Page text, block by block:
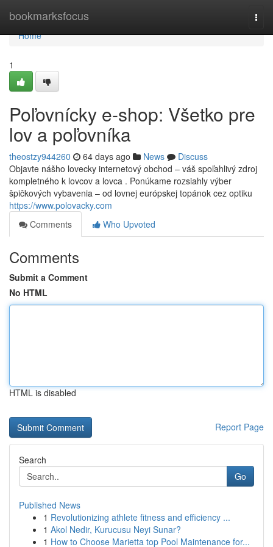
bookmarksfocus
Home
Home
1
Poľovnícky e-shop: Všetko pre
lov a poľovníka
theostzy944260 64 days ago News
Discuss
Objavte nášho lovecky internetový obchod – váš spoľahlivý zdroj
kompletného k lovcov a lovca . Ponúkame rozsiahly výber
špičkových vybavenia – od lovnej európskej topánok cez optiku
https://www.polovacky.com
Comments
Who Upvoted
Comments
Submit a Comment
No HTML
HTML is disabled
Report Page
Search
Go
Published News
1 Revolutionizing athlete fitness and efficiency ...
1 Akol Nedir, Kurucusu Neyi Sunar?
1 How to Choose Marietta top Pool Maintenance for...